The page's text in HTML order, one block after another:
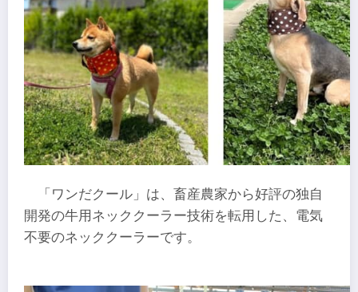
「ワンだクール」は、畜産農家から好評の独自
開発の牛用ネッククーラー技術を転用した、電気
不要のネッククーラーです。